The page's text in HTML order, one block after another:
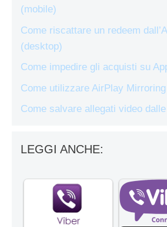
(mobile)
Come riscattare un redeem
(desktop)
Come impedire gli acquisti su
Come utilizzare AirPlay Mirroring
Come salvare allegati video
LEGGI ANCHE: